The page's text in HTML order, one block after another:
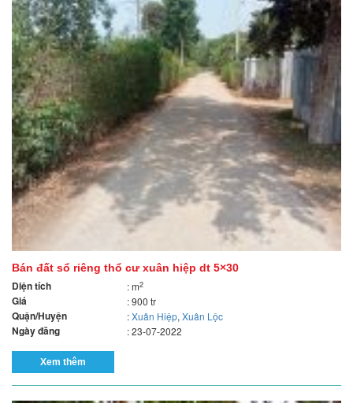
Bán đất sổ riêng thổ cư xuân hiệp dt 5×30
Diện tích : m2
Giá : 900 tr
Quận/Huyện :Xuân Hiệp,Xuân Lộc
Ngày đăng : 23-07-2022
Xem thêm